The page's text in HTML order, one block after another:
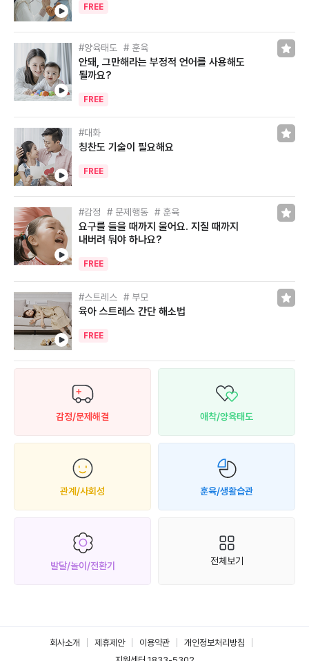
FREE
양육태도 훈육
안돼, 그만해라는 부정적 언어를 사용해도
될까요?
FREE
대화
칭찬도 기술이 필요해요
FREE
감정 문제행동 훈육
요구를 들을 때까지 울어요. 지칠 때까지
내버려 둬야 하나요?
FREE
스트레스 부모
육아 스트레스 간단 해소법
FREE
감정/문제해결 애착/양육태도
관계/사회성 훈육/생활습관
발달/놀이/전환기 전체보기
회사소개 제휴제안 이용약관
개인정보처리방침